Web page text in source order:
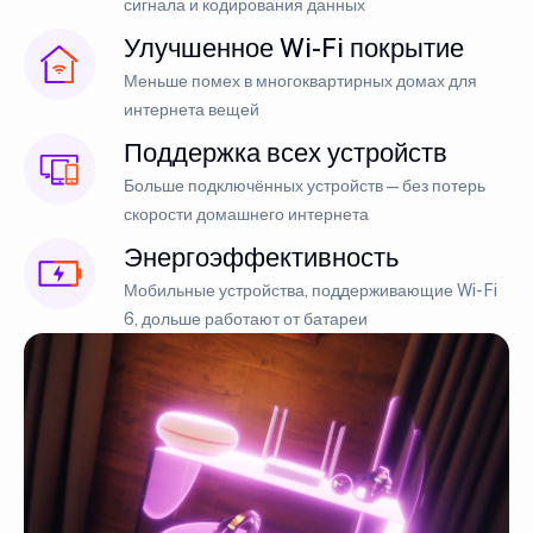
сигнала и кодирования данных
Улучшенное Wi-Fi покрытие
Меньше помех в многоквартирных домах для
интернета вещей
Поддержка всех устройств
Больше подключённых устройств — без потерь
скорости домашнего интернета
Энергоэффективность
Мобильные устройства, поддерживающие Wi-Fi
6, дольше работают от батареи